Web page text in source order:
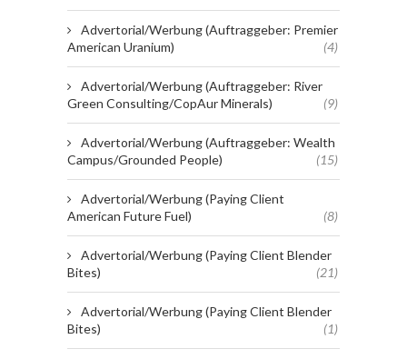
Advertorial/Werbung (Auftraggeber: Premier
American Uranium)
(4)
Advertorial/Werbung (Auftraggeber: River
Green Consulting/CopAur Minerals)
(9)
Advertorial/Werbung (Auftraggeber: Wealth
Campus/Grounded People)
(15)
Advertorial/Werbung (Paying Client
American Future Fuel)
(8)
Advertorial/Werbung (Paying Client Blender
Bites)
(21)
Advertorial/Werbung (Paying Client Blender
Bites)
(1)